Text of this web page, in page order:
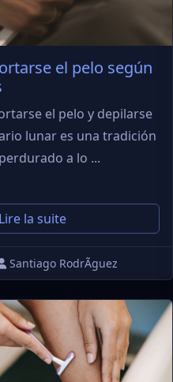
el pelo según
el pelo y depilarse
lunar es una tradición
a lo ...
Lire la suite
Santiago RodrÃ­guez